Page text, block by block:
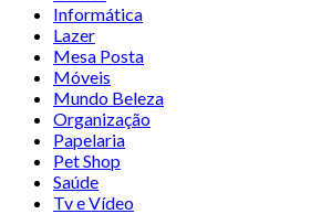
Informática
Lazer
Mesa Posta
Móveis
Mundo Beleza
Organização
Papelaria
Pet Shop
Saúde
Tv e Vídeo